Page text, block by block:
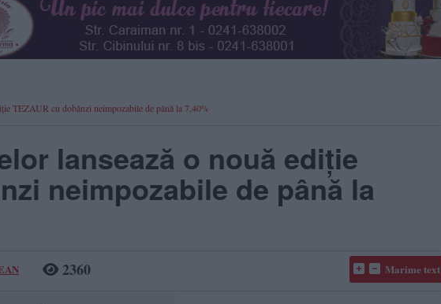
TEZAUR cu dobânzi neimpozabile de până la 7,40%
lansează o nouă ediție
neimpozabile de până la
2360 Marime text